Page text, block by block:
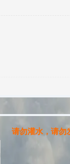
请勿灌水，请勿